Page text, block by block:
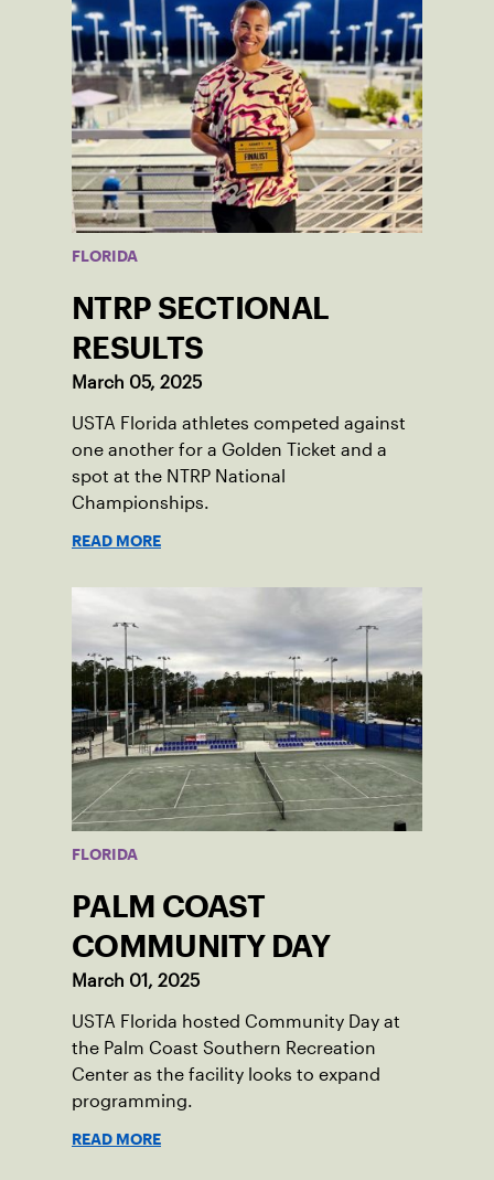
FLORIDA
NTRP SECTIONAL
RESULTS
March 05, 2025
USTA Florida athletes competed against
one another for a Golden Ticket and a
spot at the NTRP National
Championships.
READ MORE
FLORIDA
PALM COAST
COMMUNITY DAY
March 01, 2025
USTA Florida hosted Community Day at
the Palm Coast Southern Recreation
Center as the facility looks to expand
programming.
READ MORE